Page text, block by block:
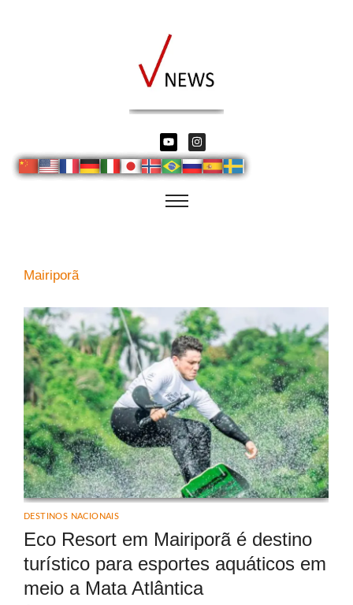
Mairiporã
DESTINOS NACIONAIS
Eco Resort em Mairiporã é destino
turístico para esportes aquáticos em
meio a Mata Atlântica